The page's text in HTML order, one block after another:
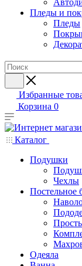
Пледы и
Пледы
Избранные
Корзина 0
Каталог
Подушки
Чехлы
Постельное
Одеяла